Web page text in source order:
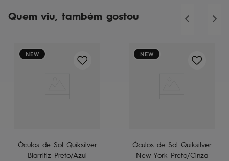
Quem viu, também gostou
NEW
Óculos de Sol Quiksilver
Biarritiz Preto/Azul
NEW
Óculos de Sol Quiksilver
New York Preto/Cinza